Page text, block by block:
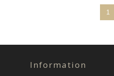
1
Information